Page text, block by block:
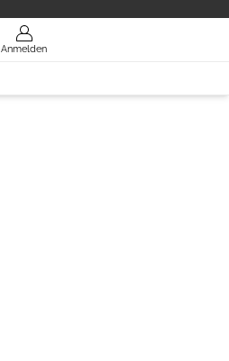
Anmelden